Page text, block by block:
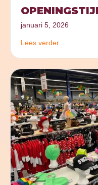
januari 5, 2026
Lees verder...